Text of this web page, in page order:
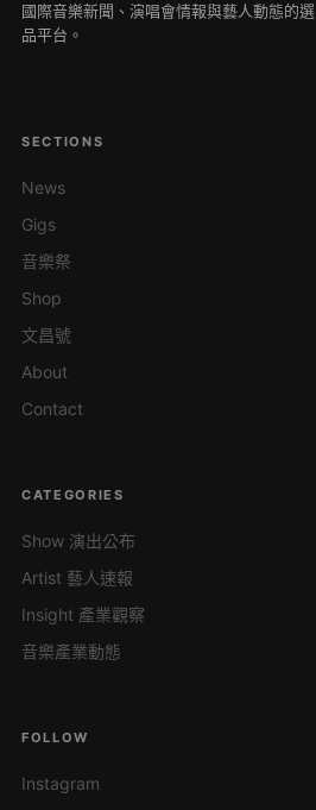
國際音樂新聞、演唱會情報與藝人動態的選
品平台。
SECTIONS
News
Gigs
音樂祭
Shop
文昌號
About
Contact
CATEGORIES
Show 演出公布
Artist 藝人速報
Insight 產業觀察
音樂產業動態
FOLLOW
Instagram